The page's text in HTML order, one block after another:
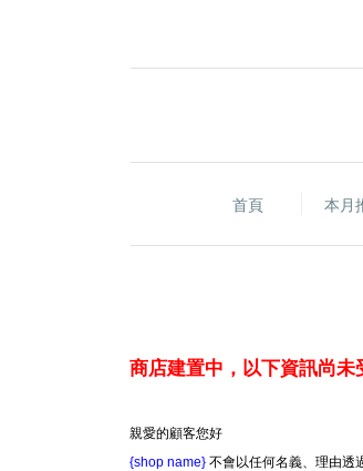
首頁 本月
商店建置中，以下資訊尚未
親愛的顧客您好
{shop name} 不會以任何名義、理由透